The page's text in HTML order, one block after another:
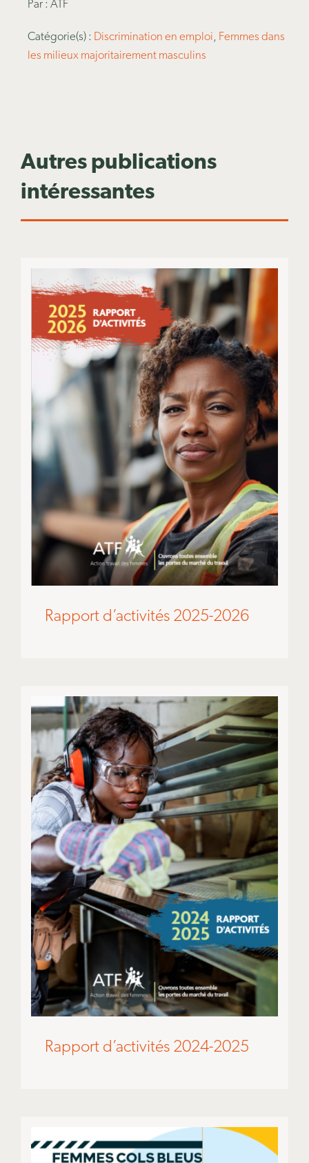
Par : ATF
Catégorie(s) : Discrimination en emploi, Femmes dans
les milieux majoritairement masculins
Autres publications
intéressantes
Rapport d’activités 2025-2026
Rapport d’activités 2024-2025